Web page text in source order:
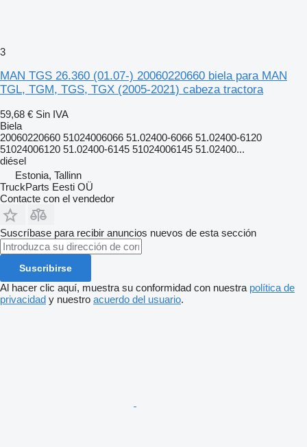
3
MAN TGS 26.360 (01.07-) 20060220660 biela para MAN
TGL, TGM, TGS, TGX (2005-2021) cabeza tractora
59,68 € Sin IVA
Biela
20060220660 51024006066 51.02400-6066 51.02400-6120
51024006120 51.02400-6145 51024006145 51.02400...
diésel
Estonia, Tallinn
TruckParts Eesti OÜ
Contacte con el vendedor
Suscríbase para recibir anuncios nuevos de esta sección
Suscribirse
Al hacer clic aquí, muestra su conformidad con nuestra política de
privacidad y nuestro acuerdo del usuario.